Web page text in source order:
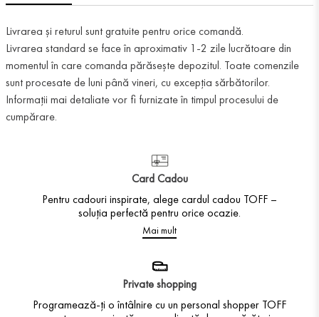
Livrarea și returul sunt gratuite pentru orice comandă.
Livrarea standard se face în aproximativ 1-2 zile lucrătoare din
momentul în care comanda părăsește depozitul. Toate comenzile
sunt procesate de luni până vineri, cu excepția sărbătorilor.
Informații mai detaliate vor fi furnizate în timpul procesului de
cumpărare.
Card Cadou
Pentru cadouri inspirate, alege cardul cadou TOFF –
soluția perfectă pentru orice ocazie.
Mai mult
Private shopping
Programează-ți o întâlnire cu un personal shopper TOFF